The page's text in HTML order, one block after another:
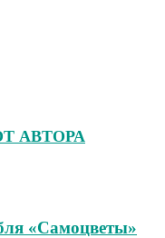
АВТОРА
«Самоцветы»